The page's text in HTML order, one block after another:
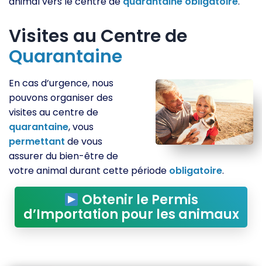
Visites au Centre de
Quarantaine
En cas d’urgence, nous
pouvons organiser des
visites au centre de
quarantaine, vous
permettant de vous
assurer du bien-être de
votre animal durant cette période obligatoire.
Obtenir le Permis
d’Importation pour les animaux